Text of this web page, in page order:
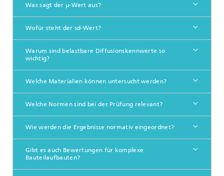
Was sagt der μ-Wert aus?
Wofür steht der sd-Wert?
Warum sind belastbare Diffusionskennwerte so
wichtig?
Welche Materialien können untersucht werden?
Welche Normen sind bei der Prüfung relevant?
Wie werden die Ergebnisse normativ eingeordnet?
Gibt es auch Bewertungen für komplexe
Bauteilaufbauten?